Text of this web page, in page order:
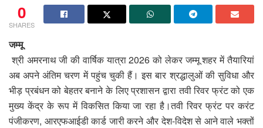
0
SHARES
जम्मू
श्री अमरनाथ जी की वार्षिक यात्रा 2026 को लेकर जम्मू शहर में तैयारियां
अब अपने अंतिम चरण में पहुंच चुकी हैं। इस बार श्रद्धालुओं की सुविधा और
भीड़ प्रबंधन को बेहतर बनाने के लिए प्रशासन द्वारा तवी रिवर फ्रंट को एक
मुख्य केंद्र के रूप में विकसित किया जा रहा है।तवी रिवर फ्रंट पर करंट
पंजीकरण, आरएफआईडी कार्ड जारी करने और देश-विदेश से आने वाले भक्तों